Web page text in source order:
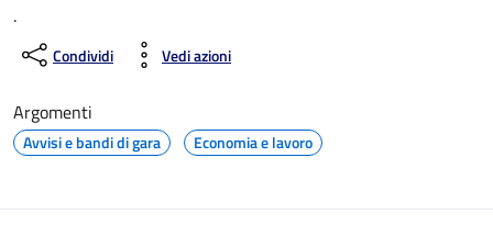
.
Condividi Vedi azioni
Argomenti
Avvisi e bandi di gara Economia e lavoro